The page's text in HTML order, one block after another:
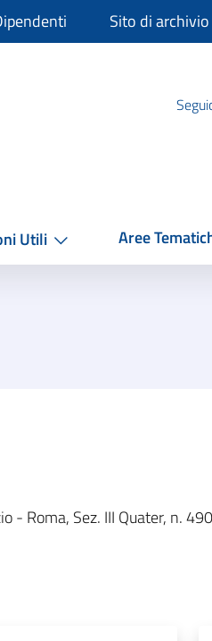
Sito di archivio
Utili Aree
Roma, Sez. III Quater, n.